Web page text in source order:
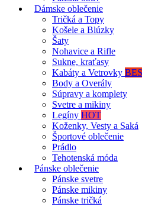
Dámske oblečenie
Tričká a Topy
Košele a Blúzky
Šaty
Nohavice a Rifle
Sukne, kraťasy
Kabáty a Vetrovky
Body a Overály
Súpravy a komplety
Svetre a mikiny
Legíny HOT
Koženky, Vesty a Saká
Športové oblečenie
Prádlo
Tehotenská móda
Pánske oblečenie
Pánske svetre
Pánske mikiny
Pánske tričká